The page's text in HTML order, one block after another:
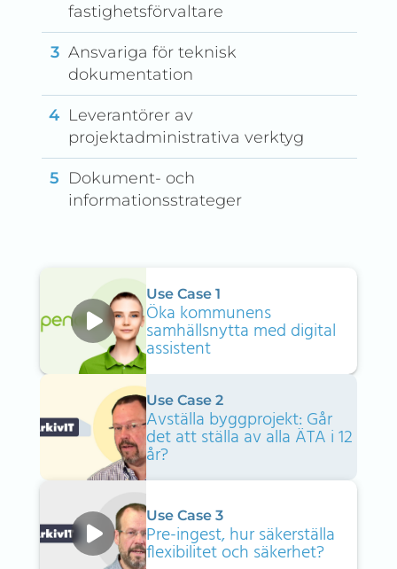
fastighetsförvaltare
Ansvariga för teknisk
dokumentation
Leverantörer av
projektadministrativa verktyg
Dokument- och
informationsstrateger
Use Case 1
Öka kommunens
samhällsnytta med digital
assistent
Use Case 2
Avställa byggprojekt: Går
det att ställa av alla ÄTA i 12
år?
Use Case 3
Pre-ingest, hur säkerställa
flexibilitet och säkerhet?